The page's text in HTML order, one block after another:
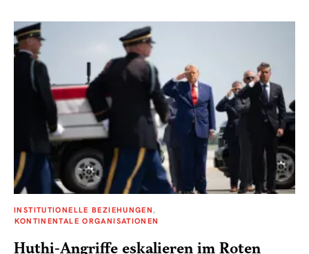
INSTITUTIONELLE BEZIEHUNGEN
KONTINENTALE ORGANISATIONEN
Huthi-Angriffe eskalieren im Roten